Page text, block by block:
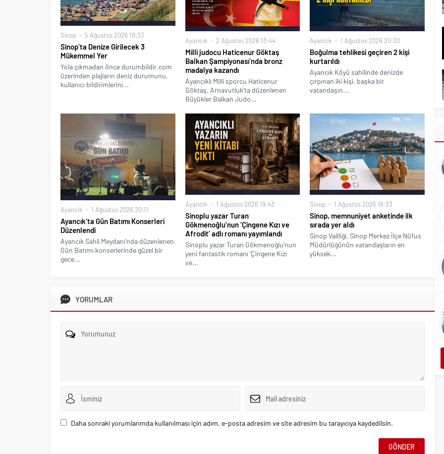
Sinop 5 Ağustos 2026 19:33
Sinop’ta Denize Girilecek 3
Mükemmel Yer
Yola çıkmadan önce durumbildir.com
üzerinden plajların deniz durumunu,
kullanıcı bildirimlerini...
Ayancık 2 Ağustos 2026 13:44
Milli judocu Haticenur Göktaş
Balkan Şampiyonası’nda bronz
madalya kazandı
Ayancıklı Milli sporcu Haticenur
Göktaş, Arnavutluk'ta düzenlenen
Büyükler Balkan Judo...
Ayancık 1 Ağustos 2026 20:30
Boğulma tehlikesi geçiren 2 kişi
kurtarıldı
Ayancık Köyü sahilinde denizde
çırpınan iki kişi, başka bir
vatandaşın...
Ayancık 1 Ağustos 2026 20:11
Ayancık’ta Gün Batımı Konserleri
Düzenlendi
Ayancık Sahil Meydanı'nda düzenlenen
Gün Batımı konserlerinde güzel bir
gece...
Ayancık 1 Ağustos 2026 19:43
Sinoplu yazar Turan
Gökmenoğlu’nun ‘Çingene Kızı ve
Afrodit’ adlı romanı yayımlandı
Sinoplu yazar Turan Gökmenoğlu'nun
yeni fantastik romanı 'Çingene Kızı
ve...
Sinop 1 Ağustos 2026 18:33
Sinop, memnuniyet anketinde ilk
sırada yer aldı
Sinop Valiliği, Sinop Merkez İlçe Nüfus
Müdürlüğünün vatandaşların en
yüksek...
YORUMLAR
Daha sonraki yorumlarımda kullanılması için adım, e-posta adresim ve site adresim bu tarayıcıya kaydedilsin.